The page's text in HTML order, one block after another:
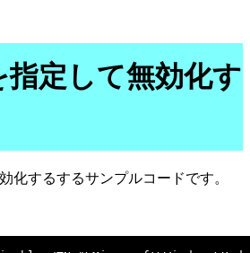
指定して無効化す
化するするサンプルコードです。